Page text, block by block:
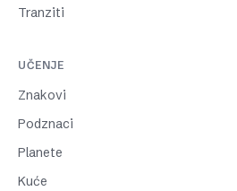
Tranziti
UČENJE
Znakovi
Podznaci
Planete
Kuće